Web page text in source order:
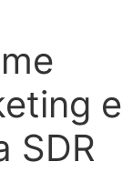
e
SDR